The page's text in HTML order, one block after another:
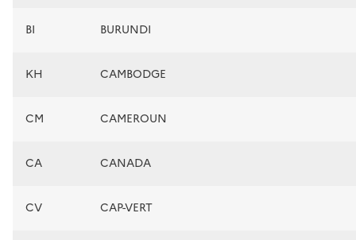
BI BURUNDI
KH CAMBODGE
CM CAMEROUN
CA CANADA
CV CAP-VERT